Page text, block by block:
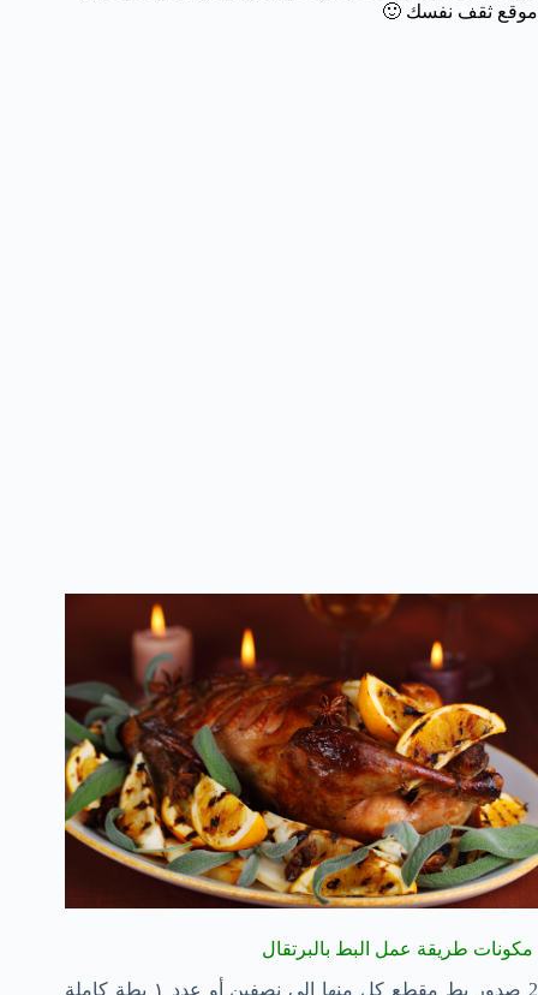
موقع ثقف نفسك 🙂
مكونات طريقة عمل البط بالبرتقال
2 صدور بط مقطع كل منها إلى نصفين أو عدد ١ بطة كاملة